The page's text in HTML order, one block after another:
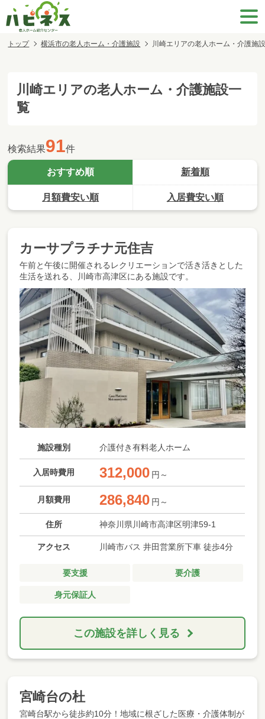
トップ 横浜市の老人ホーム・介護施設 川崎エリアの老人ホーム・介護施
川崎エリアの老人ホーム・介護施設一
覧
検索結果91件
おすすめ順 新着順
月額費安い順 入居費安い順
カーサプラチナ元住吉
午前と午後に開催されるレクリエーションで活き活きとした
生活を送れる、川崎市高津区にある施設です。
施設種別 介護付き有料老人ホーム
入居時費用 312,000 円～
月額費用 286,840 円～
住所 神奈川県川崎市高津区明津59-1
アクセス 川崎市バス 井田営業所下車 徒歩4分
要支援 要介護
身元保証人
この施設を詳しく見る
宮崎台の杜
宮崎台駅から徒歩約10分！地域に根ざした医療・介護体制が